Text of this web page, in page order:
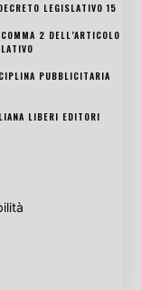
LEGISLATIVO 15
2 DELL’ARTICOLO
PUBBLICITARIA
LIBERI EDITORI